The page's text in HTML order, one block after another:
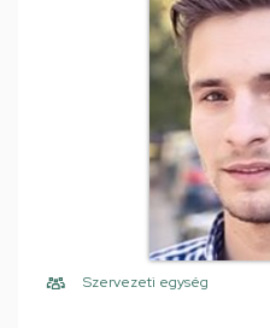
Szervezeti egység